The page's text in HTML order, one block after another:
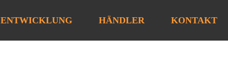
ENTWICKLUNG HÄNDLER KONTAKT